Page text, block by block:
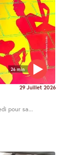
26 min
29 Juillet 2026
pour sa...